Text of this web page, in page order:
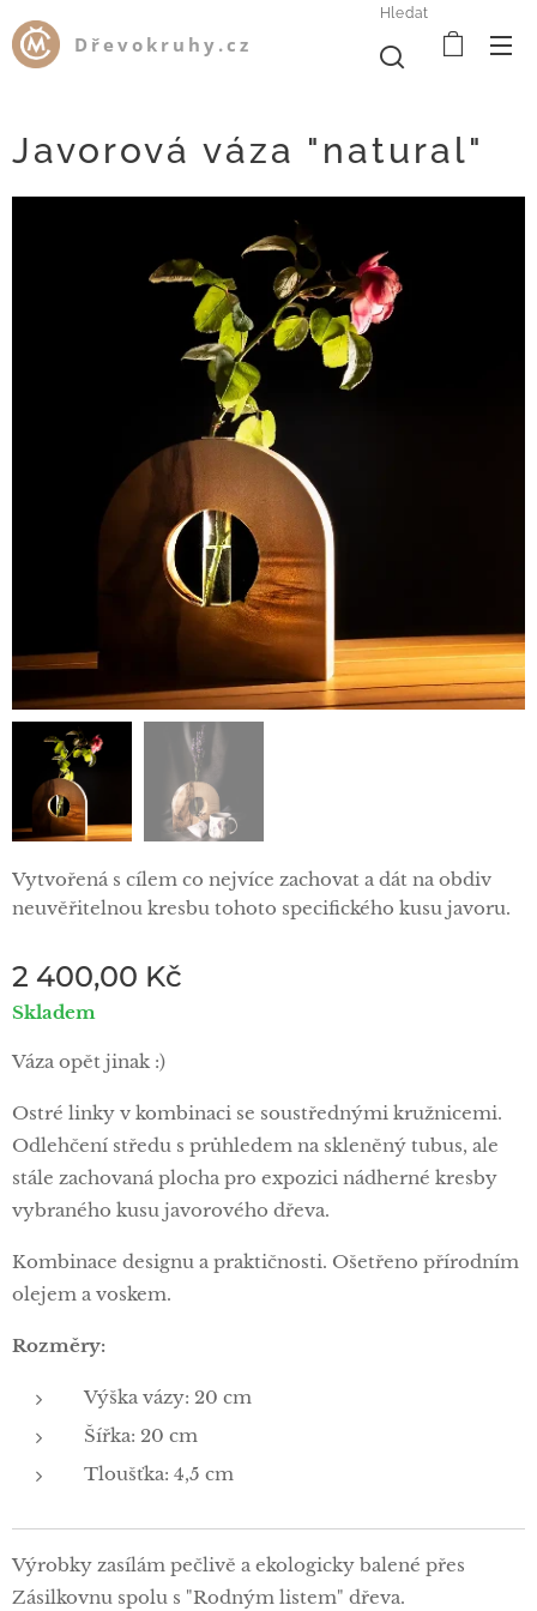
Dřevokruhy.cz
Hledat
Javorová váza "natural"
Vytvořená s cílem co nejvíce zachovat a dát na obdiv
neuvěřitelnou kresbu tohoto specifického kusu javoru.
2 400,00 Kč
Skladem
Váza opět jinak :)
Ostré linky v kombinaci se soustřednými kružnicemi.
Odlehčení středu s průhledem na skleněný tubus, ale
stále zachovaná plocha pro expozici nádherné kresby
vybraného kusu javorového dřeva.
Kombinace designu a praktičnosti. Ošetřeno přírodním
olejem a voskem.
Rozměry:
Výška vázy: 20 cm
Šířka: 20 cm
Tloušťka: 4,5 cm
Výrobky zasílám pečlivě a ekologicky balené přes
Zásilkovnu spolu s "Rodným listem" dřeva.